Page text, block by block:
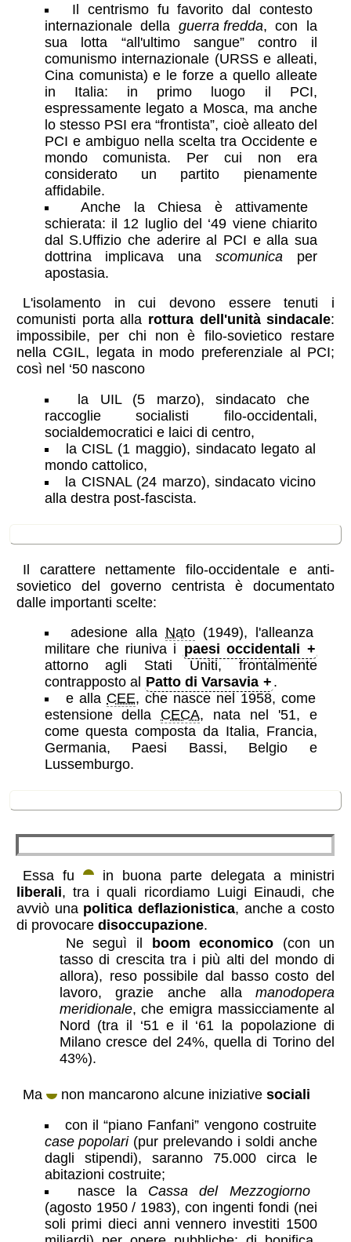
Il centrismo fu favorito dal contesto
internazionale della guerra fredda, con la
sua lotta “all'ultimo sangue” contro il
comunismo internazionale (URSS e alleati,
Cina comunista) e le forze a quello alleate
in Italia: in primo luogo il PCI,
espressamente legato a Mosca, ma anche
lo stesso PSI era “frontista”, cioè alleato del
PCI e ambiguo nella scelta tra Occidente e
mondo comunista. Per cui non era
considerato un partito pienamente
affidabile.
Anche la Chiesa è attivamente
schierata: il 12 luglio del ‘49 viene chiarito
dal S.Uffizio che aderire al PCI e alla sua
dottrina implicava unascomunica per
apostasia.
L'isolamento in cui devono essere tenuti i
comunisti porta alla rottura dell'unità sindacale:
impossibile, per chi non è filo-sovietico restare
nella CGIL, legata in modo preferenziale al PCI;
così nel ‘50 nascono
la UIL (5 marzo), sindacato che
raccoglie socialisti filo-occidentali,
socialdemocratici e laici di centro,
la CISL (1 maggio), sindacato legato al
mondo cattolico,
la CISNAL (24 marzo), sindacato vicino
alla destra post-fascista.
Il carattere nettamente filo-occidentale e anti-
sovietico del governo centrista è documentato
dalle importanti scelte:
adesione alla Nato (1949), l'alleanza
militare che riuniva i paesi occidentali
attorno agli Stati Uniti, frontalmente
contrapposto al Patto di Varsavia
.
e alla CEE, che nasce nel 1958, come
estensione della CECA, nata nel '51, e
come questa composta da Italia, Francia,
Germania, Paesi Bassi, Belgio e
Lussemburgo.
Nuova a Torino
Essa fu
in buona parte delegata a ministri
liberali, tra i quali ricordiamo Luigi Einaudi, che
avviò una politica deflazionistica, anche a costo
di provocare disoccupazione.
Ne seguì il
boom economico (con un
tasso di crescita tra i più alti del mondo di
allora), reso possibile dal basso costo del
lavoro, grazie anche allamanodopera
meridionale, che emigra massicciamente al
Nord (tra il ‘51 e il ‘61 la popolazione di
Milano cresce del 24%, quella di Torino del
43%).
Ma non mancarono alcune iniziative sociali
con il “piano Fanfani” vengono costruite
case popolari(pur prelevando i soldi anche
dagli stipendi), saranno 75.000 circa le
abitazioni costruite;
nasce la Cassa del Mezzogiorno
(agosto 1950 / 1983), con ingenti fondi (nei
soli primi dieci anni vennero investiti 1500